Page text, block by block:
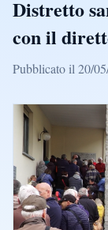
Distretto
con il
Pubblicato il 20/